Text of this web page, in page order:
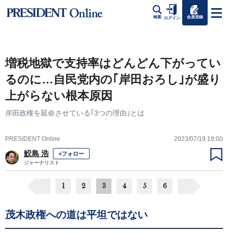
検索 ログイン 会員登録
増税地獄で支持率はどんどん下がってい
るのに…自民党内の｢岸田おろし｣が盛り
上がらない根本原因
岸田政権を延命させている｢3つの理由｣とは
PRESIDENT Online 2023/07/19 19:00
鮫島 浩 +フォロー
ジャーナリスト
1 2 3 4 5 6
茂木政権への道は平坦ではない